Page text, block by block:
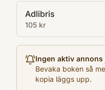
389
Språk
English
Adlibris
105 kr
Ingen aktiv
Bevaka boken så
kopia läggs upp.